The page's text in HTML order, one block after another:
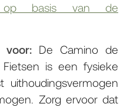
basis van de
voor:De Camino de
is een fysieke
uithoudingsvermogen
Zorg ervoor dat